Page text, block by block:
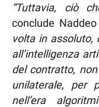
“Tuttavia, ciò
conclude
volta in
all’intelligenza
del contratto,
unilaterale, per
nell’era